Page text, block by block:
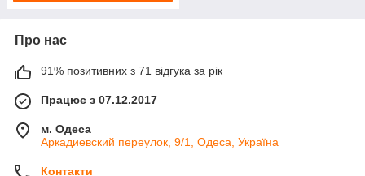
Про нас
91% позитивних з 71 відгука за рік
Працює з 07.12.2017
м. Одеса
Аркадиевский переулок, 9/1, Одеса, Україна
Контакти